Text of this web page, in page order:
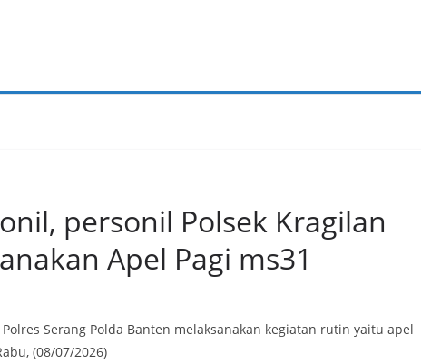
personil Polsek Kragilan
Apel Pagi ms31
Serang Polda Banten melaksanakan kegiatan rutin yaitu apel
(08/07/2026)